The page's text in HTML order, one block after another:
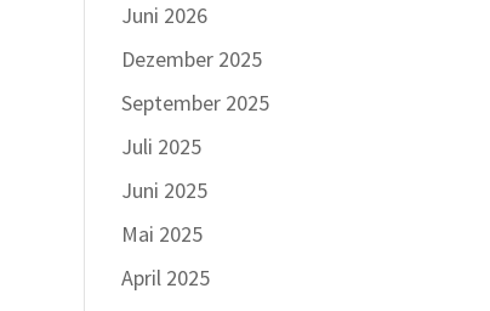
Juni 2026
Dezember 2025
September 2025
Juli 2025
Juni 2025
Mai 2025
April 2025